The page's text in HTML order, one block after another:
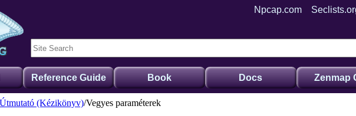
Npcap.com
Reference Guide Book Docs Zenmap
(Kézikönyv) Vegyes paraméterek